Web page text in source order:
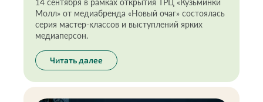
14 сентября в рамках открытия ТРЦ «Кузьминки
Молл» от медиабренда «Новый очаг» состоялась
серия мастер-классов и выступлений ярких
медиаперсон.
Читать далее